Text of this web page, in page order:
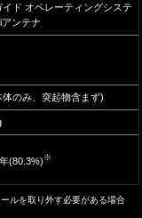
ド オペレーティングシステ
ンテナ
のみ、突起物含まず)
(80.3%)※
ルを取り外す必要がある場合